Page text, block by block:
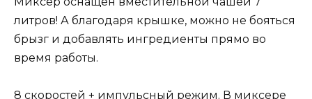
литров! А благодаря крышке, можно не бояться
брызг и добавлять ингредиенты прямо во
время работы.
8 скоростей + импульсный режим. В миксере